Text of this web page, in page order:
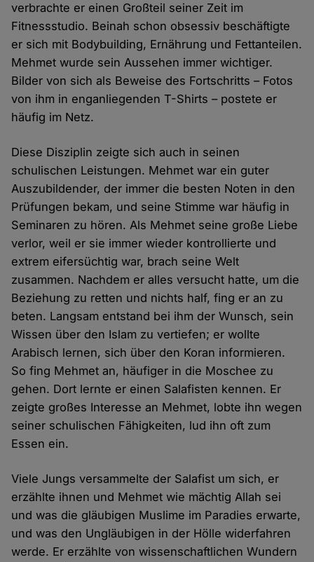
verbrachte er einen Großteil seiner Zeit im
Fitnessstudio. Beinah schon obsessiv beschäftigte
er sich mit Bodybuilding, Ernährung und Fettanteilen.
Mehmet wurde sein Aussehen immer wichtiger.
Bilder von sich als Beweise des Fortschritts – Fotos
von ihm in enganliegenden T-Shirts – postete er
häufig im Netz.
Diese Disziplin zeigte sich auch in seinen
schulischen Leistungen. Mehmet war ein guter
Auszubildender, der immer die besten Noten in den
Prüfungen bekam, und seine Stimme war häufig in
Seminaren zu hören. Als Mehmet seine große Liebe
verlor, weil er sie immer wieder kontrollierte und
extrem eifersüchtig war, brach seine Welt
zusammen. Nachdem er alles versucht hatte, um die
Beziehung zu retten und nichts half, fing er an zu
beten. Langsam entstand bei ihm der Wunsch, sein
Wissen über den Islam zu vertiefen; er wollte
Arabisch lernen, sich über den Koran informieren.
So fing Mehmet an, häufiger in die Moschee zu
gehen. Dort lernte er einen Salafisten kennen. Er
zeigte großes Interesse an Mehmet, lobte ihn wegen
seiner schulischen Fähigkeiten, lud ihn oft zum
Essen ein.
Viele Jungs versammelte der Salafist um sich, er
erzählte ihnen und Mehmet wie mächtig Allah sei
und was die gläubigen Muslime im Paradies erwarte,
und was den Ungläubigen in der Hölle widerfahren
werde. Er erzählte von wissenschaftlichen Wundern